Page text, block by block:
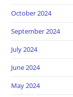
October 2024
September 2024
July 2024
June 2024
May 2024